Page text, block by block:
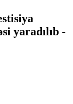
yaradılıb -